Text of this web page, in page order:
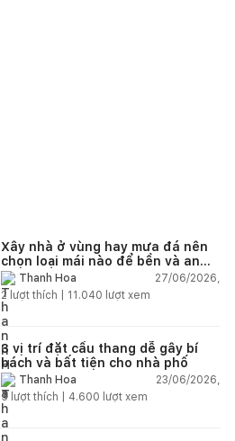
Xây nhà ở vùng hay mưa đá nên
chọn loại mái nào để bền và an
toàn?Thanh Hoa
27/06/2026,
2 lượt thích | 11.040 lượt xem
3 vị trí đặt cầu thang dễ gây bí
bách và bất tiện cho nhà phố
Thanh Hoa
23/06/2026,
5 lượt thích | 4.600 lượt xem